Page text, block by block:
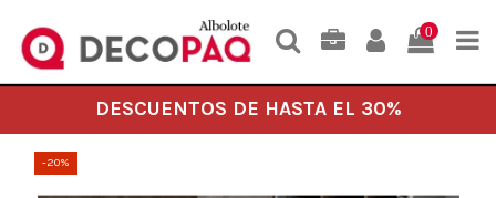
0
DESCUENTOS DE HASTA EL 30%
-20%